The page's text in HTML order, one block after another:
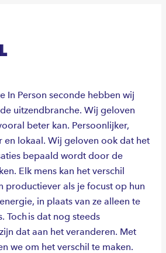
In Person seconde hebben wij
uitzendbranche. Wij geloven
beter kan. Persoonlijker,
lokaal. Wij geloven ook dat het
bepaald wordt door de
Elk mens kan het verschil
productiever als je focust op hun
in plaats van ze alleen te
Toch is dat nog steeds
dat aan het veranderen. Met
we om het verschil te maken.